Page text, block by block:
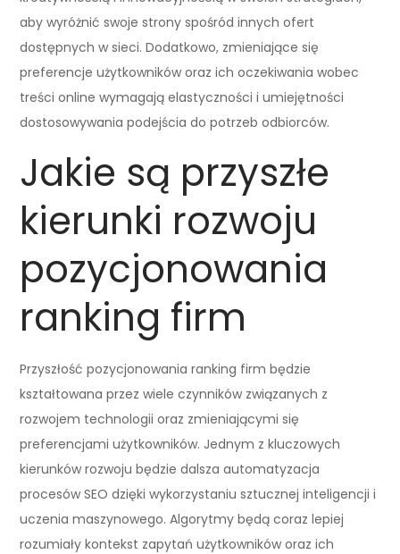
aby wyróżnić swoje strony spośród innych ofert
dostępnych w sieci. Dodatkowo, zmieniające się
preferencje użytkowników oraz ich oczekiwania wobec
treści online wymagają elastyczności i umiejętności
dostosowywania podejścia do potrzeb odbiorców.
Jakie są przyszłe
kierunki rozwoju
pozycjonowania
ranking firm
Przyszłość pozycjonowania ranking firm będzie
kształtowana przez wiele czynników związanych z
rozwojem technologii oraz zmieniającymi się
preferencjami użytkowników. Jednym z kluczowych
kierunków rozwoju będzie dalsza automatyzacja
procesów SEO dzięki wykorzystaniu sztucznej inteligencji i
uczenia maszynowego. Algorytmy będą coraz lepiej
rozumiały kontekst zapytań użytkowników oraz ich